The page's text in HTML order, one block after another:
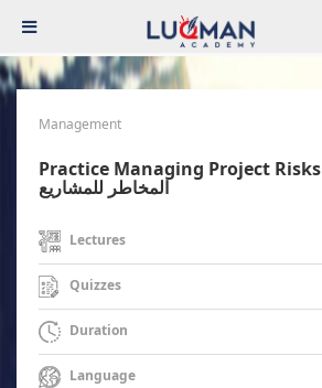
Management
Practice Managing Project Risks تطبيق إدارة
المخاطر للمشاريع
Lectures
Quizzes
Duration
Language